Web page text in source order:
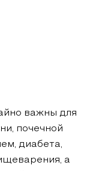
важны для
почечной
диабета,
а